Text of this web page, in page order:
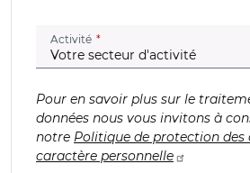
Activité (champ obligatoire)
Pour en savoir plus sur le
données nous vous invitons à
notre Politique de protection des
caractère personnelle